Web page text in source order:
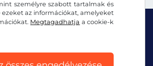
személyre szabott tartalmak és
az információkat, amelyeket
Megtagadhatja a cookie-k